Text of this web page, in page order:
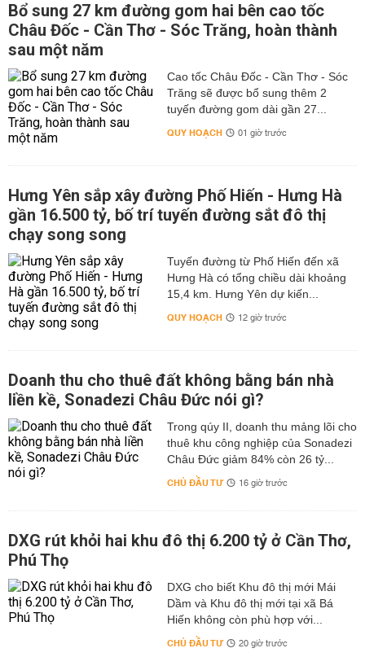
Bổ sung 27 km đường gom hai bên cao tốc
Châu Đốc - Cần Thơ - Sóc Trăng, hoàn thành
sau một năm
Cao tốc Châu Đốc - Cần Thơ - Sóc
Trăng sẽ được bổ sung thêm 2
tuyến đường gom dài gần 27...
QUY HOẠCH 01 giờ trước
Hưng Yên sắp xây đường Phố Hiến - Hưng Hà
gần 16.500 tỷ, bố trí tuyến đường sắt đô thị
chạy song song
Tuyến đường từ Phố Hiến đến xã
Hưng Hà có tổng chiều dài khoảng
15,4 km. Hưng Yên dự kiến...
QUY HOẠCH 12 giờ trước
Doanh thu cho thuê đất không bằng bán nhà
liền kề, Sonadezi Châu Đức nói gì?
Trong qúy II, doanh thu mảng lõi cho
thuê khu công nghiệp của Sonadezi
Châu Đức giảm 84% còn 26 tỷ...
CHỦ ĐẦU TƯ 16 giờ trước
DXG rút khỏi hai khu đô thị 6.200 tỷ ở Cần Thơ,
Phú Thọ
DXG cho biết Khu đô thị mới Mái
Dầm và Khu đô thị mới tại xã Bá
Hiến không còn phù hợp với...
CHỦ ĐẦU TƯ 20 giờ trước